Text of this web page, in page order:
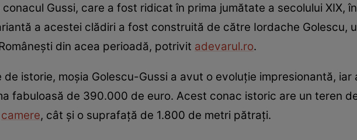
Gussi, care a fost ridicat în prima jumătate a secolului XIX,
a acestei clădiri a fost construită de către Iordache Golescu,
din acea perioadă, potrivit adevarul.ro.
istorie, moșia Golescu-Gussi a avut o evoluție impresionantă, iar
fabuloasă de 390.000 de euro. Acest conac istoric are un teren
camere, cât și o suprafață de 1.800 de metri pătrați.